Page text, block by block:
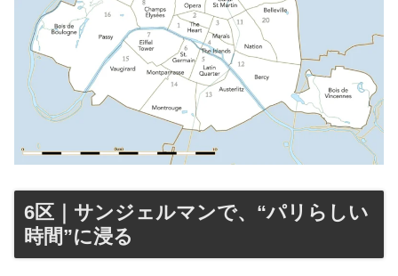
6区｜サンジェルマンで、“パリらしい
時間”に浸る